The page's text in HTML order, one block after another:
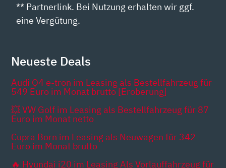
** Partnerlink. Bei Nutzung erhalten wir ggf.
eine Vergütung.
Neueste Deals
Audi Q4 e-tron im Leasing als Bestellfahrzeug für
549 Euro im Monat brutto [Eroberung]
💥 VW Golf im Leasing als Bestellfahrzeug für 87
Euro im Monat netto
Cupra Born im Leasing als Neuwagen für 342
Euro im Monat brutto
🔥 Hyundai i20 im Leasing Als Vorlauffahrzeug für